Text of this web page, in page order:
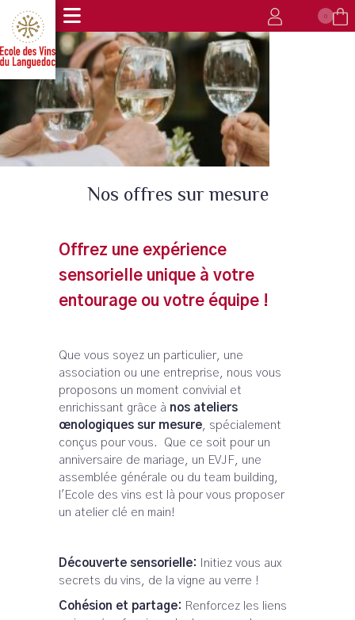
0
Nos offres sur mesure
Offrez une expérience
sensorielle unique à votre
entourage ou votre équipe !
Que vous soyez un particulier, une
association ou une entreprise, nous vous
proposons un moment convivial et
enrichissant grâce à nos ateliers
œnologiques sur mesure, spécialement
conçus pour vous. Que ce soit pour un
anniversaire de mariage, un EVJF, une
assemblée générale ou du team building,
l'Ecole des vins est là pour vous proposer
un atelier clé en main!
Découverte sensorielle:
Initiez vous aux
secrets du vins, de la vigne au verre !
Cohésion et partage: Renforcez les liens